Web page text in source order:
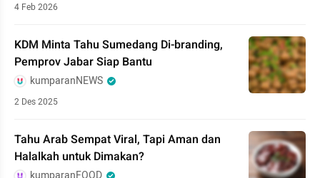
4 Feb 2026
KDM Minta Tahu Sumedang Di-branding,
Pemprov Jabar Siap Bantu
kumparanNEWS
2 Des 2025
Tahu Arab Sempat Viral, Tapi Aman dan
Halalkah untuk Dimakan?